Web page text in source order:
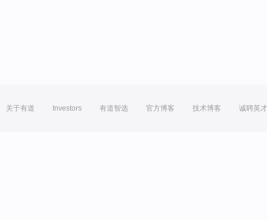
关于有道 Investors 有道智选 官方博客 技术博客 诚聘英才